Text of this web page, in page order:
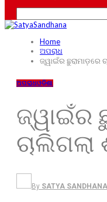
Home
ଅପରାଧ
ଜ୍ୱାଇଁର ଛୁରାମାଡ଼ରେ
ଅପରାଧଓଡ଼ିଶା
ଜ୍ୱାଇଁର
By SATYA